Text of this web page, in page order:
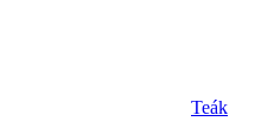
Teák